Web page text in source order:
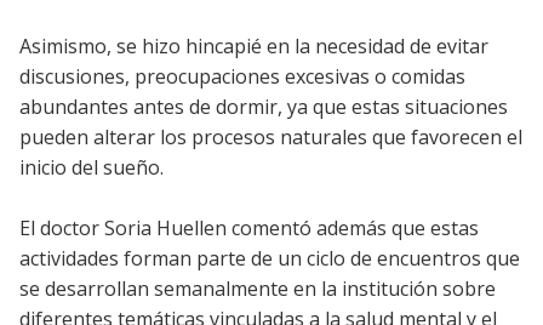
Asimismo, se hizo hincapié en la necesidad de evitar
discusiones, preocupaciones excesivas o comidas
abundantes antes de dormir, ya que estas situaciones
pueden alterar los procesos naturales que favorecen el
inicio del sueño.
El doctor Soria Huellen comentó además que estas
actividades forman parte de un ciclo de encuentros que
se desarrollan semanalmente en la institución sobre
diferentes temáticas vinculadas a la salud mental y el